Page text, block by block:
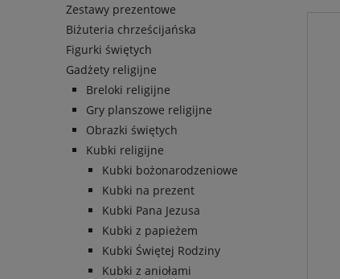
Zestawy prezentowe
Biżuteria chrześcijańska
Figurki świętych
Gadżety religijne
Breloki religijne
Gry planszowe religijne
Obrazki świętych
Kubki religijne
Kubki bożonarodzeniowe
Kubki na prezent
Kubki Pana Jezusa
Kubki z papieżem
Kubki Świętej Rodziny
Kubki z aniołami